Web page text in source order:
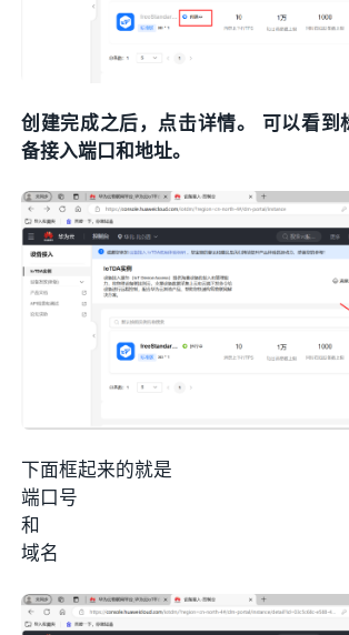
创建完成之后，点击详情。 可以看到
备接入端口和地址。
下面框起来的就是
端口号
和
域名